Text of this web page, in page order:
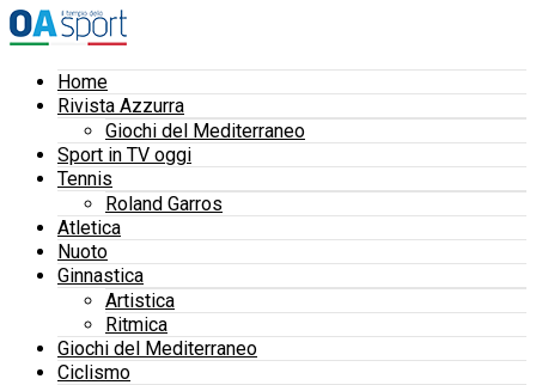
Home
Rivista Azzurra
Giochi del Mediterraneo
Sport in TV oggi
Tennis
Roland Garros
Atletica
Nuoto
Ginnastica
Artistica
Ritmica
Giochi del Mediterraneo
Ciclismo